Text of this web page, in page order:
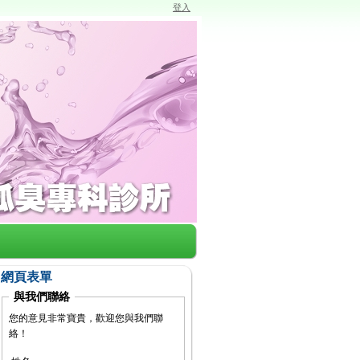
登入
網頁表單
與我們聯絡
您的意見非常寶貴，歡迎您與我們聯
絡！